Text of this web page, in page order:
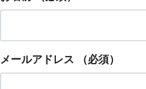
メールアドレス （必須）